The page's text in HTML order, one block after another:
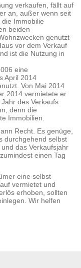
verkaufen, fällt auf
an, außer wenn seit
Immobilie
beiden
genutzt
vor dem Verkauf
ist die Nutzung in
eine
April 2014
Von Mai 2014
2014 vermietete er
des Verkaufs
denn die
Immobilien.
Recht. Es genüge,
durchgehend selbst
das Verkaufsjahr
einen Tag
eine selbst
vermietet und
erhoben, sollten
Wir helfen